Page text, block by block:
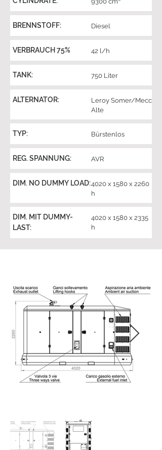
BRENNSTOFF: Diesel
VERBRAUCH 75% 42 l/h
TANK: 750 Liter
ALTERNATOR:
Leroy Somer/Mecc
Alte
TYP: Bürstenlos
REG. SPANNUNG: AVR
DIM. NO DUMMY LOAD:4020 x 1580 x 2260
h
DIM. MIT DUMMY-
LAST:
4020 x 1580 x 2335
h